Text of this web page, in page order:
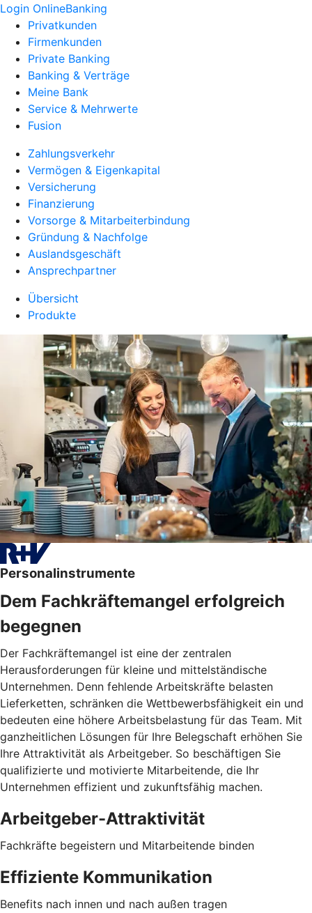
Login OnlineBanking
Privatkunden
Firmenkunden
Private Banking
Banking & Verträge
Meine Bank
Service & Mehrwerte
Fusion
Zahlungsverkehr
Vermögen & Eigenkapital
Versicherung
Finanzierung
Vorsorge & Mitarbeiterbindung
Gründung & Nachfolge
Auslandsgeschäft
Ansprechpartner
Übersicht
Produkte
Personalinstrumente
Dem Fachkräftemangel erfolgreich
begegnen
Der Fachkräftemangel ist eine der zentralen
Herausforderungen für kleine und mittelständische
Unternehmen. Denn fehlende Arbeitskräfte belasten
Lieferketten, schränken die Wettbewerbsfähigkeit ein und
bedeuten eine höhere Arbeitsbelastung für das Team. Mit
ganzheitlichen Lösungen für Ihre Belegschaft erhöhen Sie
Ihre Attraktivität als Arbeitgeber. So beschäftigen Sie
qualifizierte und motivierte Mitarbeitende, die Ihr
Unternehmen effizient und zukunftsfähig machen.
Arbeitgeber-Attraktivität
Fachkräfte begeistern und Mitarbeitende binden
Effiziente Kommunikation
Benefits nach innen und nach außen tragen